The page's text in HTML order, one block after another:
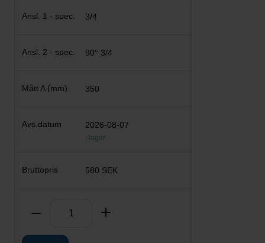
3/4
90° 3/4
350
2026-08-07
I lager
580 SEK
Ta bort